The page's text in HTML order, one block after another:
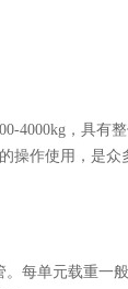
4000kg，具有
操作使用，是众
每单元载重一